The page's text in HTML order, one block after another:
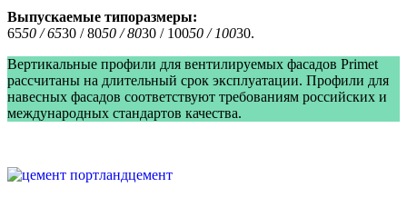
Выпускаемые типоразмеры:
6550 / 6530 / 8050 / 8030 / 10050 / 10030.
Вертикальные профили для вентилируемых фасадов Primet
рассчитаны на длительный срок эксплуатации. Профили для
навесных фасадов соответствуют требованиям российских и
международных стандартов качества.